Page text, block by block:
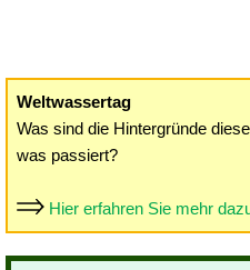
Weltwassertag
Was sind die Hintergründe
was passiert?
Hier erfahren Sie mehr